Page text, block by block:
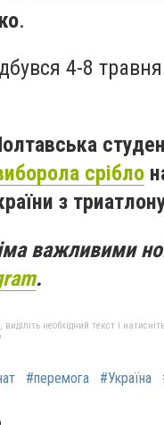
.
4-8
срібло
з
важливими
.
необхідний текст і
#перемога #Україна